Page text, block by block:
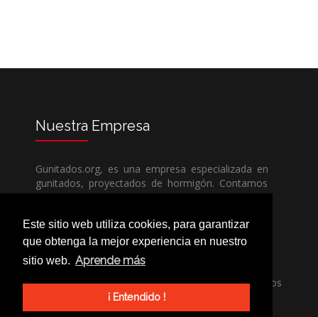
Este sitio web utiliza cookies, para garantizar
que obtenga la mejor experiencia en nuestro
sitio web. Aprende más
¡ Entendido !
Nuestra Empresa
Gunitados.org, es una empresa especializada en
gunitados, proyectados de hormigón. Contamos
con todos los medios humanos y técnicos, para
competencia.
Si necesita una empresa de gunitados, no dude
en llamarnos, nuestros técnicos estran encantados
de poder ayudarle, ya sea usted particular o
profesional.